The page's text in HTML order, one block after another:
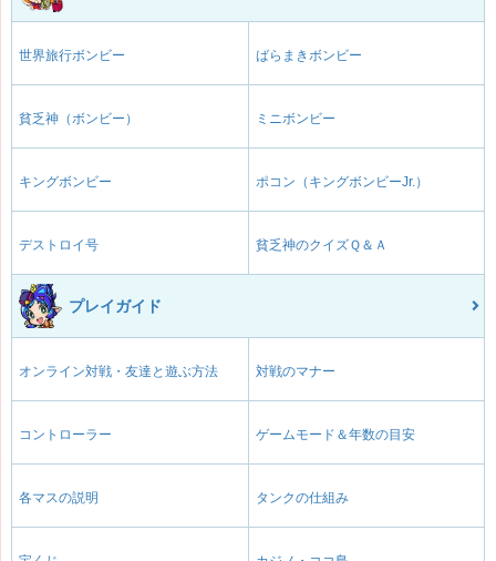
世界旅行ボンビー ばらまきボンビー
貧乏神（ボンビー） ミニボンビー
キングボンビー ポコン（キングボンビーJr.）
デストロイ号 貧乏神のクイズＱ＆Ａ
プレイガイド
オンライン対戦・友達と遊ぶ方法 対戦のマナー
コントローラー ゲームモード＆年数の目安
各マスの説明 タンクの仕組み